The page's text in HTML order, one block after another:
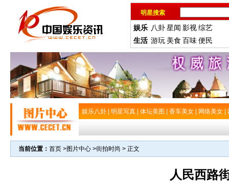
明星搜索
娱乐 八卦星闻 影视综艺
生活 游玩 美食 百味便民
娱乐八卦 明星写真 体坛美图 香车美女 网络美女
当前位置： 首页 >图片中心 >街拍时尚 > 正文
人民西路